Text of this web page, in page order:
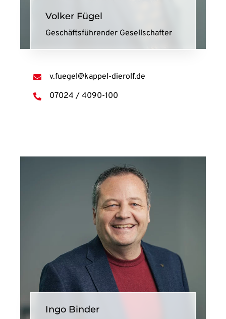
Volker Fügel
Geschäftsführender Gesellschafter
v.fuegel@kappel-dierolf.de
07024 / 4090-100
Ingo Binder